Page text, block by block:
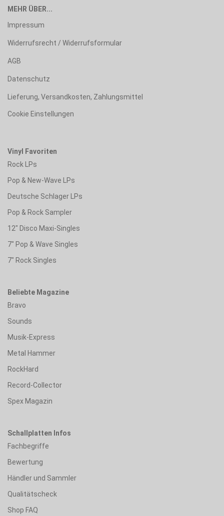
MEHR ÜBER...
Impressum
Widerrufsrecht / Widerrufsformular
AGB
Datenschutz
Lieferung, Versandkosten, Zahlungsmittel
Cookie Einstellungen
Vinyl Favoriten
Rock LPs
Pop & New-Wave LPs
Deutsche Schlager LPs
Pop & Rock Sampler
12" Disco Maxi-Singles
7" Pop & Wave Singles
7" Rock Singles
Beliebte Magazine
Bravo
Sounds
Musik-Express
Metal Hammer
RockHard
Record-Collector
Spex Magazin
Schallplatten Infos
Fachbegriffe
Bewertung
Händler und Sammler
Qualitätscheck
Shop FAQ